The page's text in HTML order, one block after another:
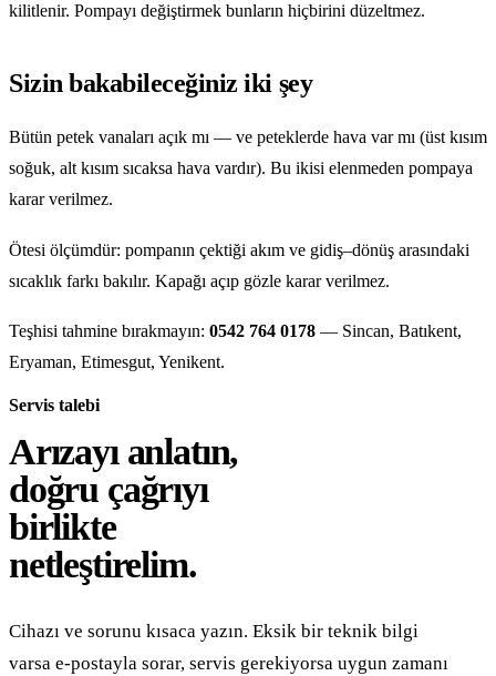
kilitlenir. Pompayı değiştirmek bunların hiçbirini düzeltmez.
Sizin bakabileceğiniz iki şey
Bütün petek vanaları açık mı — ve peteklerde hava var mı (üst kısım
soğuk, alt kısım sıcaksa hava vardır). Bu ikisi elenmeden pompaya
karar verilmez.
Ötesi ölçümdür: pompanın çektiği akım ve gidiş–dönüş arasındaki
sıcaklık farkı bakılır. Kapağı açıp gözle karar verilmez.
Teşhisi tahmine bırakmayın: 0542 764 0178 — Sincan, Batıkent,
Eryaman, Etimesgut, Yenikent.
Servis talebi
Arızayı anlatın,
doğru çağrıyı
birlikte
netleştirelim.
Cihazı ve sorunu kısaca yazın. Eksik bir teknik bilgi
varsa e-postayla sorar, servis gerekiyorsa uygun zamanı